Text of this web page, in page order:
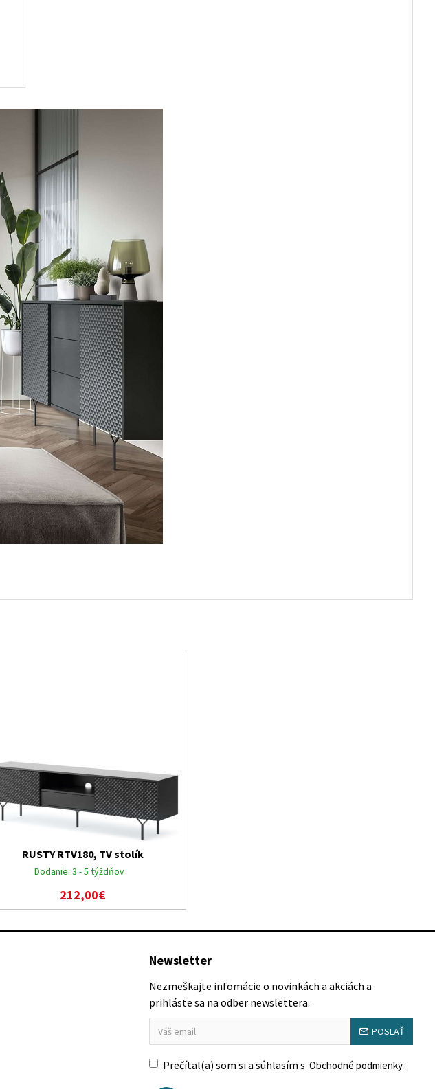
Dodanie: 3 - 5 týždňov
RUSTY RTV180, TV stolík
212,00€
Newsletter
Nezmeškajte infomácie o novinkách a akciách a
prihláste sa na odber newslettera.
POSLAŤ
Prečítal(a) som si a súhlasím s Obchodné podmienky